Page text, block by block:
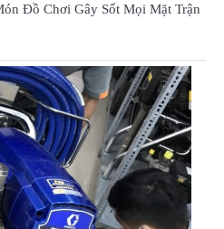
Đồ Chơi Gây Sốt Mọi Mặt Trận